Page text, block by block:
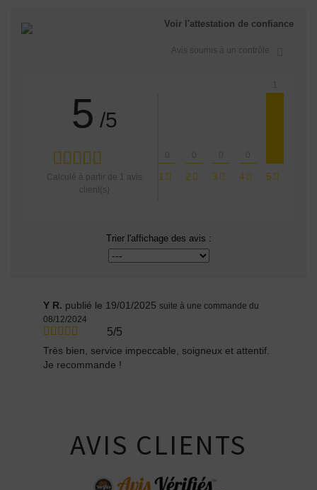
Voir l'attestation de confiance
Avis soumis à un contrôle
5 /5
Calculé à partir de 1 avis
client(s)
1 2 3 4 5
Trier l'affichage des avis :
Y R. publié le 19/01/2025 suite à une commande du
08/12/2024
5/5
Très bien, service impeccable, soigneux et attentif.
Je recommande !
AVIS CLIENTS